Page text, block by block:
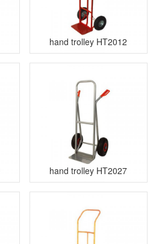
hand trolley HT2012
hand trolley HT2027